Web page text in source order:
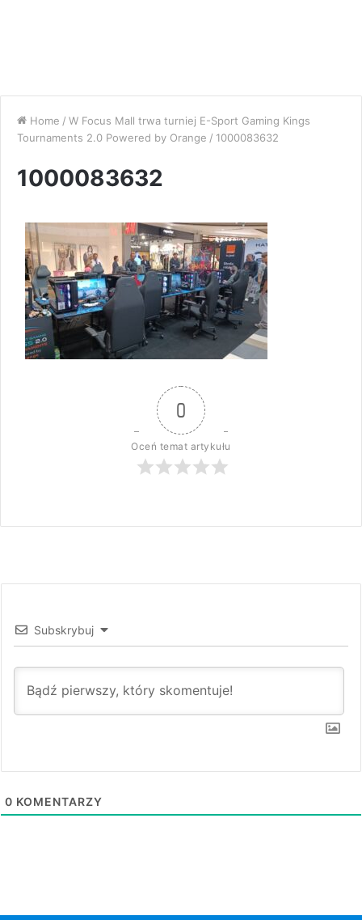
Home / W Focus Mall trwa turniej E-Sport Gaming Kings
Tournaments 2.0 Powered by Orange / 1000083632
1000083632
0
Oceń temat artykułu
Subskrybuj
0 KOMENTARZY